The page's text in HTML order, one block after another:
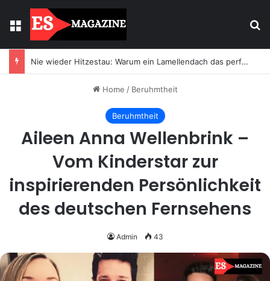
Menu
Nie wieder Hitzestau: Warum ein Lamellendach das perfekte Klima auf Ihrer Terrasse garantiert
Home / Beruhmtheit
Beruhmtheit
Aileen Anna Wellenbrink –
Vom Kinderstar zur
inspirierenden Persönlichkeit
des deutschen Fernsehens
Admin 43